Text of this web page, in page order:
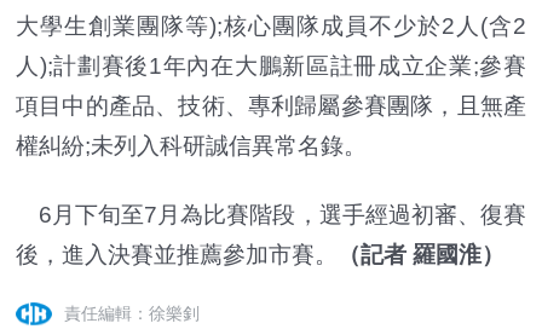
大學生創業團隊等);核心團隊成員不少於2人(含2
人);計劃賽後1年內在大鵬新區註冊成立企業;參賽
項目中的產品、技術、專利歸屬參賽團隊，且無產
權糾紛;未列入科研誠信異常名錄。
6月下旬至7月為比賽階段，選手經過初審、復賽
後，進入決賽並推薦參加市賽。
（記者 羅國淮）
責任編輯：徐樂釗